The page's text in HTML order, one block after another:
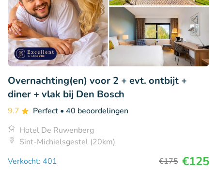
Overnachting(en) voor 2 + evt. ontbijt +
diner + vlak bij Den Bosch
9.7 Perfect • 40 beoordelingen
Hotel De Ruwenberg
Sint-Michielsgestel (20km)
Verkocht: 401
€175 €125